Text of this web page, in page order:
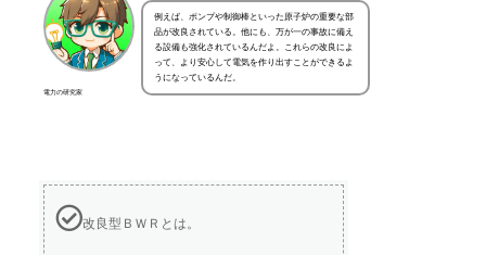
電力の研究家
例えば、ポンプや制御棒といった原子炉の重要な部
品が改良されている。他にも、万が一の事故に備え
る設備も強化されているんだよ。これらの改良によ
って、より安心して電気を作り出すことができるよ
うになっているんだ。
改良型ＢＷＲとは。